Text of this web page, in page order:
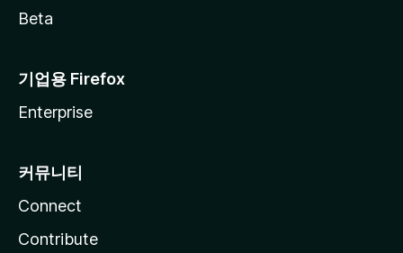
Beta
기업용 Firefox
Enterprise
커뮤니티
Connect
Contribute